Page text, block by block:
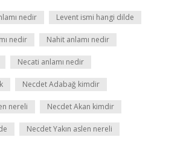
nedir Levent ismi hangi dilde
nedir Nahit anlamı nedir
Necati anlamı nedir
Necdet Adabağ kimdir
nereli Necdet Akan kimdir
Necdet Yakın aslen nereli